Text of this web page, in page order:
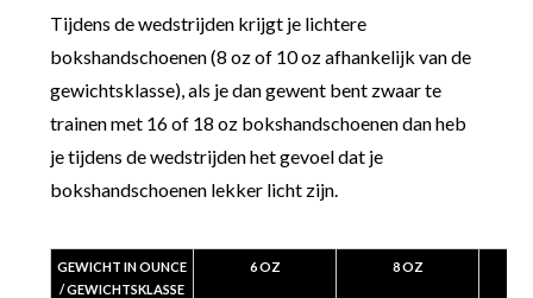
Tijdens de wedstrijden krijgt je lichtere
bokshandschoenen (8 oz of 10 oz afhankelijk van de
gewichtsklasse), als je dan gewent bent zwaar te
trainen met 16 of 18 oz bokshandschoenen dan heb
je tijdens de wedstrijden het gevoel dat je
bokshandschoenen lekker licht zijn.
GEWICHT IN OUNCE
/ GEWICHTSKLASSE
6 OZ 8 OZ